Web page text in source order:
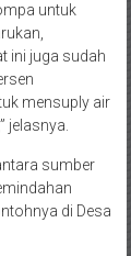
untuk
ini juga sudah
mensuply air
jelasnya.
sumber
di Desa